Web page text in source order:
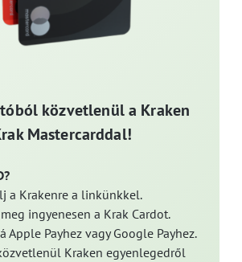
közvetlenül a Kraken
Mastercarddal!
a Krakenre a linkünkkel.
ingyenesen a Krak Cardot.
Apple Payhez vagy Google Payhez.
Kraken egyenlegedről